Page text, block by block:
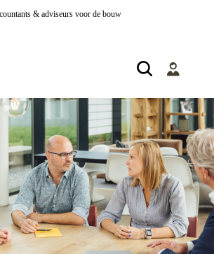
& adviseurs voor de bouw